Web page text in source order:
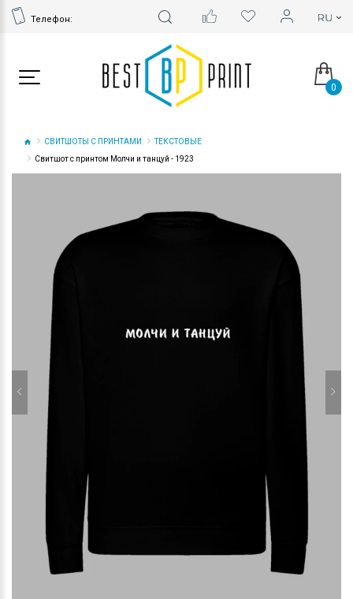
Телефон:
0
СВИТШОТЫ С ПРИНТАМИ
ТЕКСТОВЫЕ
Свитшот с принтом Молчи и танцуй - 1923